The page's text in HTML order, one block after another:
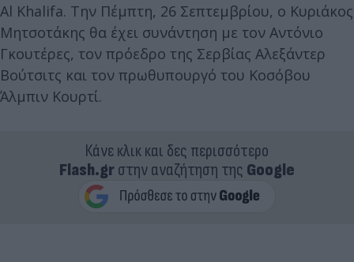
Al Khalifa. Την Πέμπτη, 26 Σεπτεμβρίου, ο Κυριάκος
Μητσοτάκης θα έχει συνάντηση με τον Αντόνιο
Γκουτέρες, τον πρόεδρο της Σερβίας Αλεξάντερ
Βούτσιτς και τον πρωθυπουργό του Κοσόβου
Άλμπιν Κουρτί.
Κάνε κλικ και δες περισσότερο
Flash.grστην αναζήτηση της Google